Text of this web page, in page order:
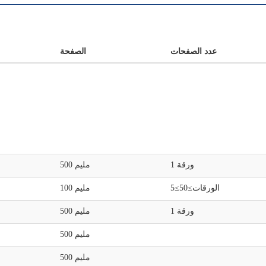
الصفحة عدد الصفحات
500 مليم 1 ورقة
100 مليم 5≤الورقات≥50
500 مليم 1 ورقة
500 مليم
500 مليم